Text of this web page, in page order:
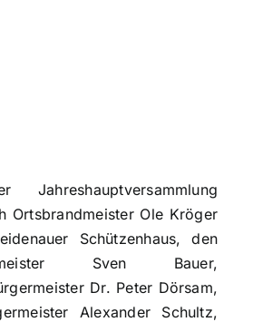
Jahreshauptversammlung
Ortsbrandmeister Ole Kröger
Schützenhaus, den
Sven Bauer,
Dr. Peter Dörsam,
Alexander Schultz,